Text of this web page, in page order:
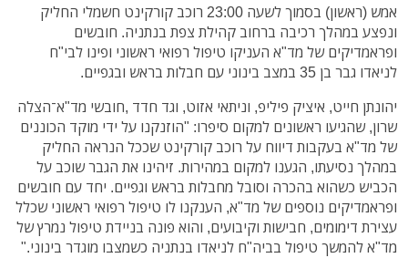
אמש (ראשון) בסמוך לשעה 23:00 רוכב קורקינט חשמלי החליק
ונפצע במהלך רכיבה ברחוב קהילת צפת בנתניה. חובשים
ופראמדיקים של מד"א העניקו טיפול רפואי ראשוני ופינו לבי"ח
לניאדו גבר בן 35 במצב בינוני עם חבלות בראש ובגפיים.
יהונתן חייט, איציק פיליפ, וניתאי אזוט, וגד חדד ,חובשי מד"א־הצלה
שרון, שהגיעו ראשונים למקום סיפרו: "הוזנקנו על ידי מוקד הכוננים
של מד"א בעקבות דיווח על רוכב קורקינט שככל הנראה החליק
במהלך נסיעתו, הגענו למקום במהירות. זיהינו את הגבר שוכב על
הכביש כשהוא בהכרה וסובל מחבלות בראש וגפיים. יחד עם חובשים
ופראמדיקים נוספים של מד"א, הענקנו לו טיפול רפואי ראשוני שכלל
עצירת דימומים, חבישות וקיבועים, והוא פונה בניידת טיפול נמרץ של
מד"א להמשך טיפול בביה"ח לניאדו בנתניה כשמצבו מוגדר בינוני."